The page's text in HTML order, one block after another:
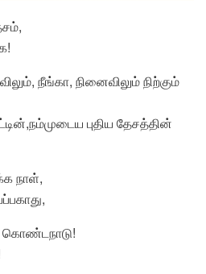
நீங்கா, நினைவிலும் நிற்கும்
புதிய தேசத்தின்
நாள்,